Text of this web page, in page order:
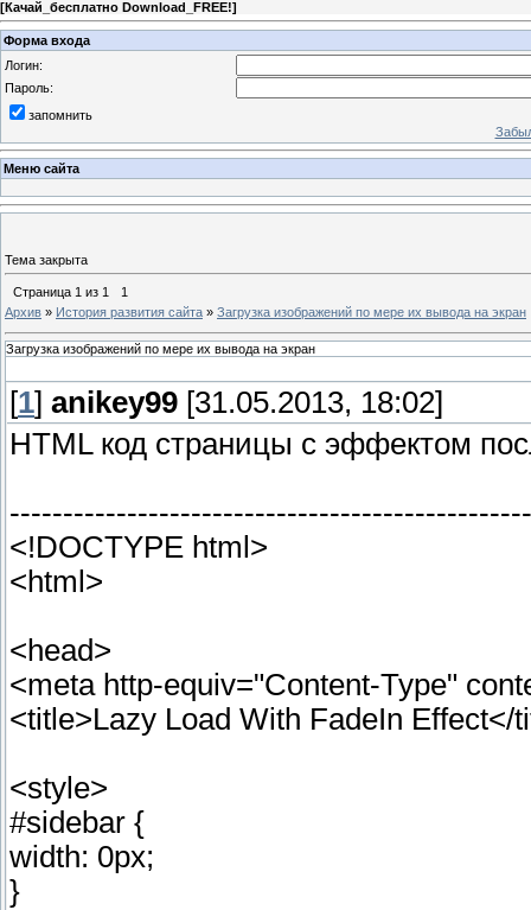
[Качай_бесплатно Download_FREE!]
Форма входа
Логин:
Пароль:
запомнить
Меню сайта
Тема закрыта
Страница 1 из 1
1
Архив » История развития сайта » Загрузка изображений по мере их вывода на экран
Загрузка изображений по мере их вывода на экран
[1] anikey99 [31.05.2013, 18:02]
HTML код страницы с эффектом
<!DOCTYPE html>
<html>
<head>
<meta http-equiv="Content-Type"
<title>Lazy Load With FadeIn Effect</
<style>
#sidebar {
width: 0px;
}